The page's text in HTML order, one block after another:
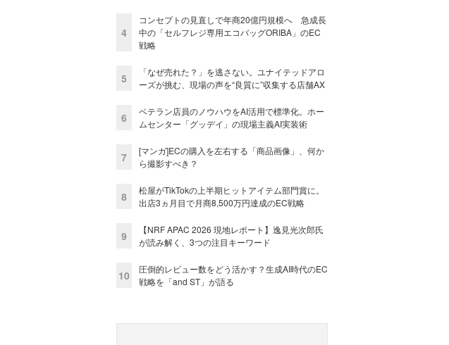
4
コンセプトの見直しで年商20億円規模へ 急成長
中の「セルフレジ専用エコバッグORIBA」のEC
戦略
5
「なぜ売れた？」を逃さない。ユナイテッドアロ
ーズが挑む、現場の声を“良質に”収集する店舗AX
6
ベテラン店員のノウハウをAI活用で標準化。ホー
ムセンター「グッデイ」の現場主義AI実装術
7
[マンガ]ECの購入を左右する「商品画像」、何か
ら撮影すべき？
8
松屋がTikTokの上半期ヒットアイテム部門賞に。
出店3ヵ月目で月商8,500万円達成のEC戦略
9
【NRF APAC 2026 現地レポート】逸見光次郎氏
が読み解く、3つの注目キーワード
10
圧倒的レビュー数をどう活かす？生成AI時代のEC
戦略を「and ST」が語る